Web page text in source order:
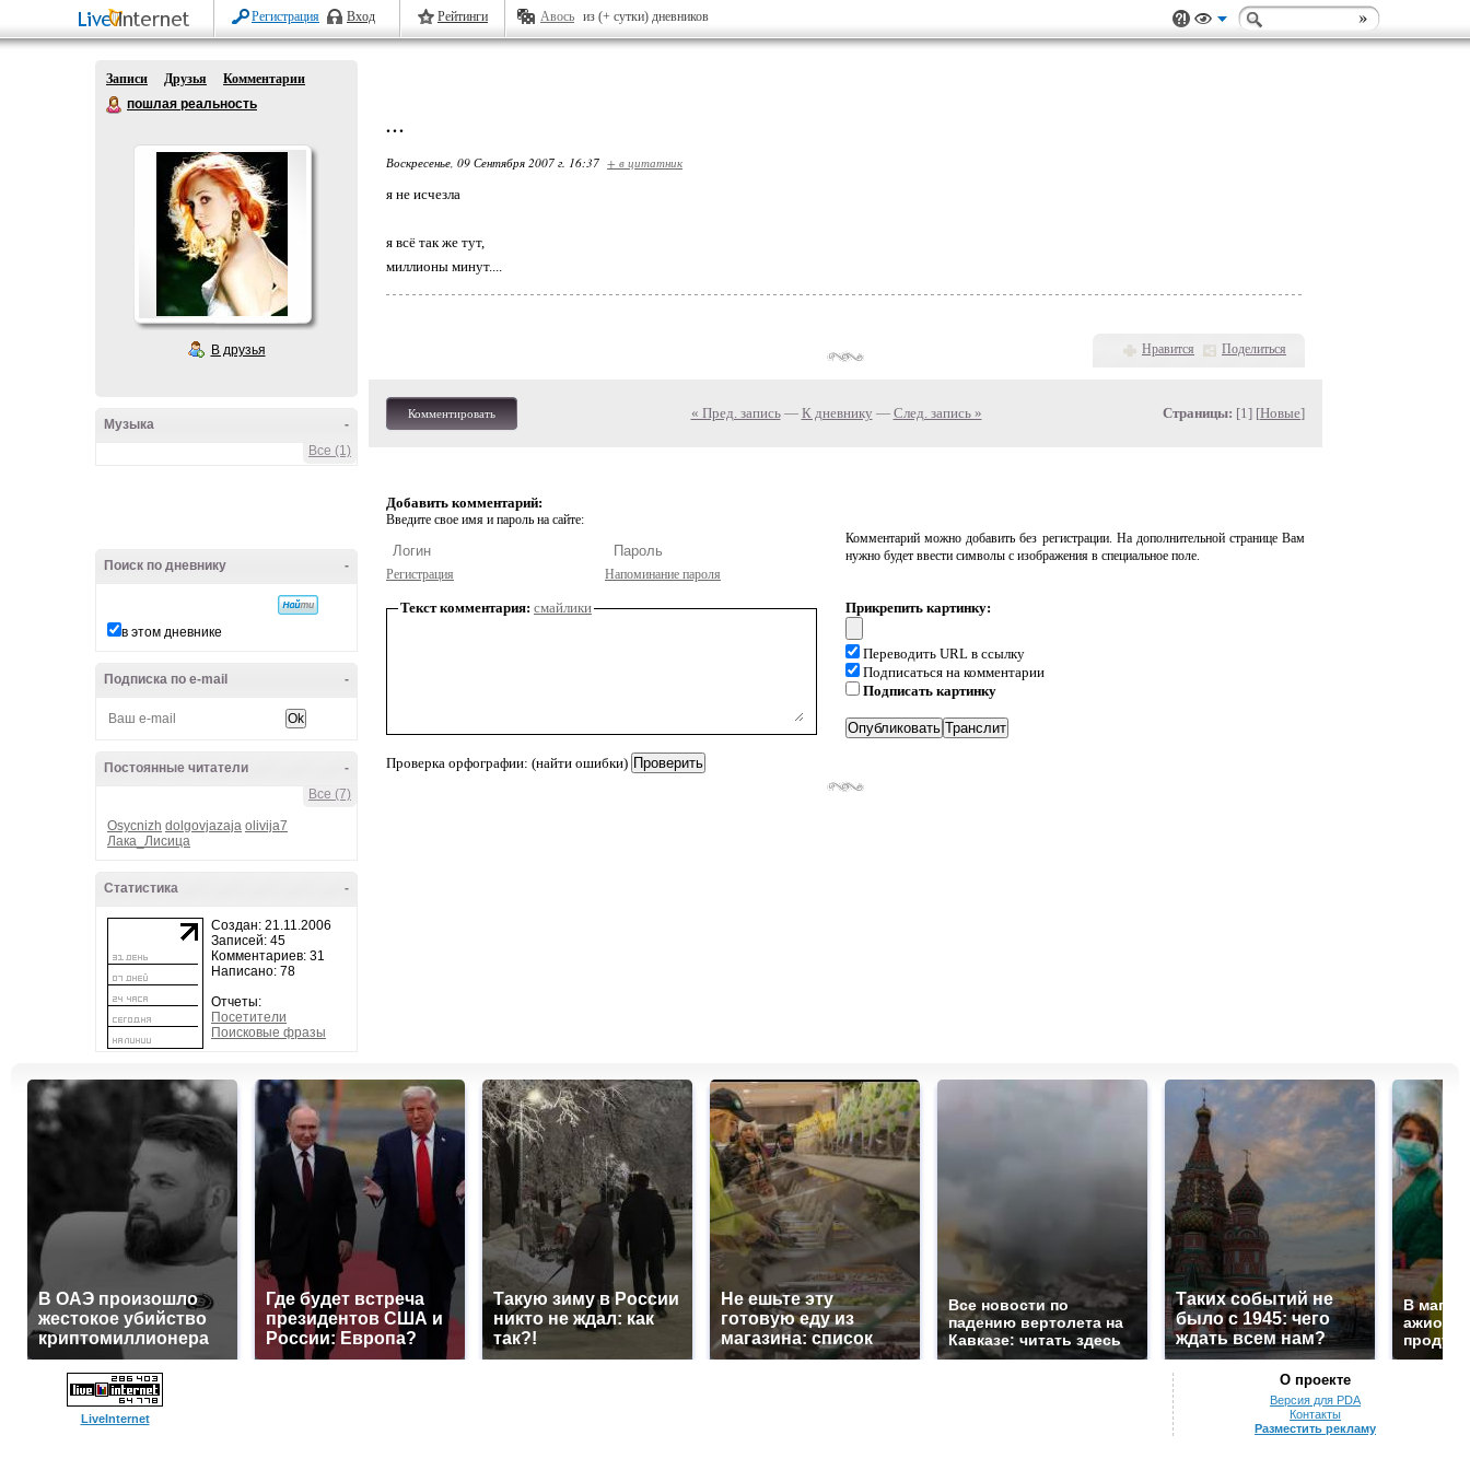
Регистрация Вход Рейтинги Авось из (+ сутки) дневников
Записи Друзья
Комментарии
пошлая реальность
В друзья
-
Музыка
Все (1)
-
Поиск по дневнику
в этом дневнике
-
Подписка по e-mail
-
Постоянные читатели
Все (7)
Osycnizh dolgovjazaja olivija7
Лака_Лисица
-
Статистика
Создан: 21.11.2006
Записей: 45
Комментариев: 31
Написано: 78
Отчеты:
Посетители
Поисковые фразы
...
Воскресенье, 09 Сентября 2007 г. 16:37 + в цитатник
я не исчезла
я всё так же тут,
миллионы минут....
Нравится Поделиться
Комментировать « Пред. запись— К дневнику — След. запись » Страницы: [1] [Новые]
Добавить комментарий:
Введите свое имя и пароль на сайте:
Регистрация Напоминание пароля
Комментарий можно добавить без регистрации. На дополнительной странице Вам
нужно будет ввести символы с изображения в специальное поле.
Текст комментария: смайлики
Проверка орфографии: (найти ошибки)
Прикрепить картинку:
Переводить URL в ссылку
Подписаться на комментарии
Подписать картинку
В ОАЭ произошло
жестокое убийство
криптомиллионера
Где будет встреча
президентов США и
России: Европа?
Такую зиму в России
никто не ждал: как
так?!
Не ешьте эту
готовую еду из
магазина: список
Все новости по
падению вертолета на
Кавказе: читать здесь
Таких событий не
было с 1945: чего
ждать всем нам?
В
ажиотаж
LiveInternet
О проекте
Версия для PDA
Контакты
Разместить рекламу